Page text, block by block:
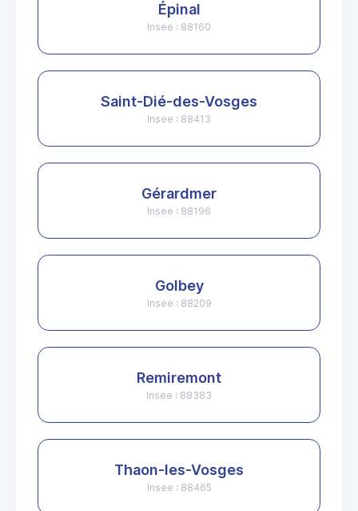
Épinal
Insee : 88160
Saint-Dié-des-Vosges
Insee : 88413
Gérardmer
Insee : 88196
Golbey
Insee : 88209
Remiremont
Insee : 88383
Thaon-les-Vosges
Insee : 88465